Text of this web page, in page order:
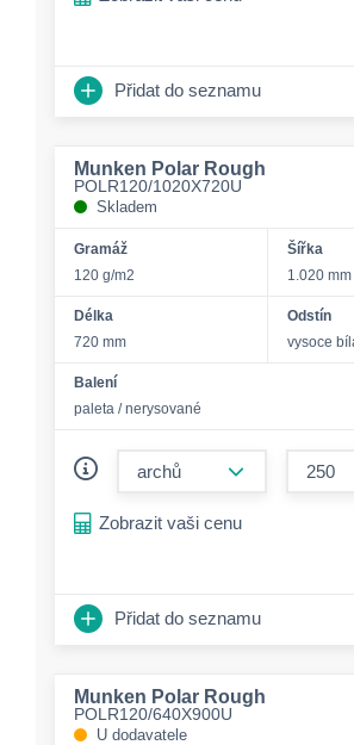
Přidat do seznamu
Munken Polar Rough
POLR120/1020X720U
Skladem
Gramáž
120 g/m2
Šířka
1.020 mm
Délka
720 mm
Odstín
vysoce
Balení
paleta / nerysované
Zobrazit vaši cenu
Přidat do seznamu
Munken Polar Rough
POLR120/640X900U
U dodavatele